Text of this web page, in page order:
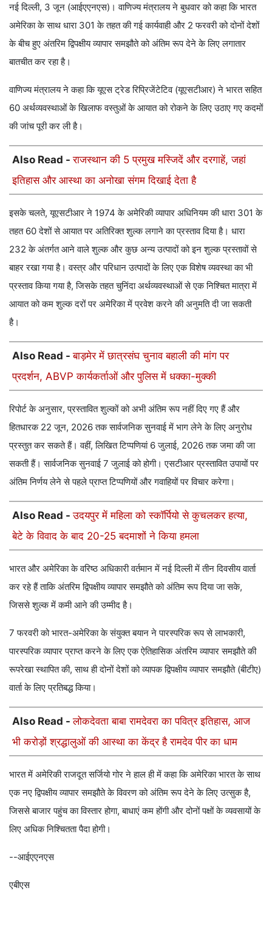
नई दिल्ली, 3 जून (आईएएनएस)। वाणिज्य मंत्रालय ने बुधवार को कहा कि भारत
अमेरिका के साथ धारा 301 के तहत की गई कार्यवाही और 2 फरवरी को दोनों देशों
के बीच हुए अंतरिम द्विपक्षीय व्यापार समझौते को अंतिम रूप देने के लिए लगातार
बातचीत कर रहा है।
वाणिज्य मंत्रालय ने कहा कि यूएस ट्रेड रिप्रिजेंटेटिव (यूएसटीआर) ने भारत सहित
60 अर्थव्यवस्थाओं के खिलाफ वस्तुओं के आयात को रोकने के लिए उठाए गए कदमों
की जांच पूरी कर ली है।
Also Read -राजस्थान की 5 प्रमुख मस्जिदें और दरगाहें, जहां
इतिहास और आस्था का अनोखा संगम दिखाई देता है
इसके चलते, यूएसटीआर ने 1974 के अमेरिकी व्यापार अधिनियम की धारा 301 के
तहत 60 देशों से आयात पर अतिरिक्त शुल्क लगाने का प्रस्ताव दिया है। धारा
232 के अंतर्गत आने वाले शुल्क और कुछ अन्य उत्पादों को इन शुल्क प्रस्तावों से
बाहर रखा गया है। वस्त्र और परिधान उत्पादों के लिए एक विशेष व्यवस्था का भी
प्रस्ताव किया गया है, जिसके तहत चुनिंदा अर्थव्यवस्थाओं से एक निश्चित मात्रा में
आयात को कम शुल्क दरों पर अमेरिका में प्रवेश करने की अनुमति दी जा सकती
है।
Also Read -बाड़मेर में छात्रसंघ चुनाव बहाली की मांग पर
प्रदर्शन, ABVP कार्यकर्ताओं और पुलिस में धक्का-मुक्की
रिपोर्ट के अनुसार, प्रस्तावित शुल्कों को अभी अंतिम रूप नहीं दिए गए हैं और
हितधारक 22 जून, 2026 तक सार्वजनिक सुनवाई में भाग लेने के लिए अनुरोध
प्रस्तुत कर सकते हैं। वहीं, लिखित टिप्पणियां 6 जुलाई, 2026 तक जमा की जा
सकती हैं। सार्वजनिक सुनवाई 7 जुलाई को होगी। एसटीआर प्रस्तावित उपायों पर
अंतिम निर्णय लेने से पहले प्राप्त टिप्पणियों और गवाहियों पर विचार करेगा।
Also Read -उदयपुर में महिला को स्कॉर्पियो से कुचलकर हत्या,
बेटे के विवाद के बाद 20-25 बदमाशों ने किया हमला
भारत और अमेरिका के वरिष्ठ अधिकारी वर्तमान में नई दिल्ली में तीन दिवसीय वार्ता
कर रहे हैं ताकि अंतरिम द्विपक्षीय व्यापार समझौते को अंतिम रूप दिया जा सके,
जिससे शुल्क में कमी आने की उम्मीद है।
7 फरवरी को भारत-अमेरिका के संयुक्त बयान ने पारस्परिक रूप से लाभकारी,
पारस्परिक व्यापार प्राप्त करने के लिए एक ऐतिहासिक अंतरिम व्यापार समझौते की
रूपरेखा स्थापित की, साथ ही दोनों देशों को व्यापक द्विपक्षीय व्यापार समझौते (बीटीए)
वार्ता के लिए प्रतिबद्ध किया।
Also Read -लोकदेवता बाबा रामदेवरा का पवित्र इतिहास, आज
भी करोड़ों श्रद्धालुओं की आस्था का केंद्र है रामदेव पीर का धाम
भारत में अमेरिकी राजदूत सर्जियो गोर ने हाल ही में कहा कि अमेरिका भारत के साथ
एक नए द्विपक्षीय व्यापार समझौते के विवरण को अंतिम रूप देने के लिए उत्सुक है,
जिससे बाजार पहुंच का विस्तार होगा, बाधाएं कम होंगी और दोनों पक्षों के व्यवसायों के
लिए अधिक निश्चितता पैदा होगी।
--आईएएनएस
एबीएस